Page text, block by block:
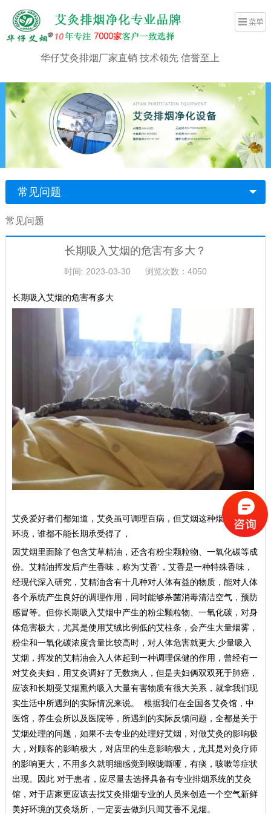
华仔艾灸排烟厂家直销 技术领先 信誉至上
常见问题
常见问题
长期吸入艾烟的危害有多大？
时间: 2023-03-30 浏览次数： 4050
长期吸入艾烟的危害有多大
艾灸爱好者们都知道，艾灸虽可调理百病，但艾烟这种烟熏火燎的
环境，谁都不能长期承受得了，
因艾烟里面除了包含艾草精油，还含有粉尘颗粒物、一氧化碳等成
份。艾精油挥发后产生香味，称为‘艾香’，艾香是一种特殊香味，
经现代深入研究，艾精油含有十几种对人体有益的物质，能对人体
各个系统产生良好的调理作用，同时能够杀菌消毒清洁空气，预防
感冒等。但你长期吸入艾烟中产生的粉尘颗粒物、一氧化碳，对身
体危害极大，尤其是使用艾绒比例低的艾柱条，会产生大量烟雾，
粉尘和一氧化碳浓度含量比较高时，对人体危害就更大.少量吸入
艾烟，挥发的艾精油会入人体起到一种调理保健的作用，曾经有一
对艾灸夫妇，用艾灸调好了无数病人，但是夫妇俩双双死于肺癌，
应该和长期受艾烟熏灼吸入大量有害物质有很大关系，就拿我们现
实生活中所遇到的实际情况来说。 根据我们在全国各艾灸馆，中
医馆，养生会所以及医院等，所遇到的实际反馈问题，全都是关于
艾烟处理的问题，如果不去专业的处理好艾烟，对做艾灸的影响极
大，对顾客的影响极大，对店里的生意影响极大，尤其是对灸疗师
的影响更大，不用多久就明细感觉到喉咙嘶哑，有痰，咳嗽等症状
出现。因此 对于患者，应尽量去选择具备有专业排烟系统的艾灸
馆，对于店家更应该去找艾灸排烟专业的人员来创造一个空气新鲜
美好环境的艾灸场所，一定要去做到只闻艾香不见烟。